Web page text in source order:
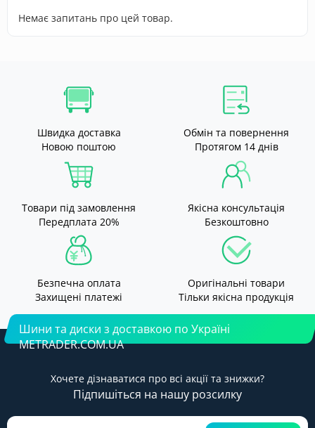
Немає запитань про цей товар.
Швидка доставка
Новою поштою
Обмін та повернення
Протягом 14 днів
Товари під замовлення
Передплата 20%
Якісна консультація
Безкоштовно
Безпечна оплата
Захищені платежі
Оригінальні товари
Тільки якісна продукція
Шини та диски з доставкою по Україні
METRADER.COM.UA
Хочете дізнаватися про всі акції та знижки?
Підпишіться на нашу розсилку